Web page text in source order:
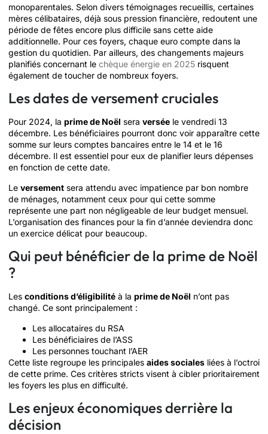
monoparentales. Selon divers témoignages recueillis, certaines
mères célibataires, déjà sous pression financière, redoutent une
période de fêtes encore plus difficile sans cette aide
additionnelle. Pour ces foyers, chaque euro compte dans la
gestion du quotidien. Par ailleurs, des changements majeurs
planifiés concernant le chèque énergie en 2025 risquent
également de toucher de nombreux foyers.
Les dates de versement cruciales
Pour 2024, la prime de Noël sera versée le vendredi 13
décembre. Les bénéficiaires pourront donc voir apparaître cette
somme sur leurs comptes bancaires entre le 14 et le 16
décembre. Il est essentiel pour eux de planifier leurs dépenses
en fonction de cette date.
Le versement sera attendu avec impatience par bon nombre
de ménages, notamment ceux pour qui cette somme
représente une part non négligeable de leur budget mensuel.
L’organisation des finances pour la fin d’année deviendra donc
un exercice délicat pour beaucoup.
Qui peut bénéficier de la prime de Noël
?
Les conditions d’éligibilité à la prime de Noël n’ont pas
changé. Ce sont principalement :
Les allocataires du RSA
Les bénéficiaires de l’ASS
Les personnes touchant l’AER
Cette liste regroupe les principales aides sociales liées à l’octroi
de cette prime. Ces critères stricts visent à cibler prioritairement
les foyers les plus en difficulté.
Les enjeux économiques derrière la
décision